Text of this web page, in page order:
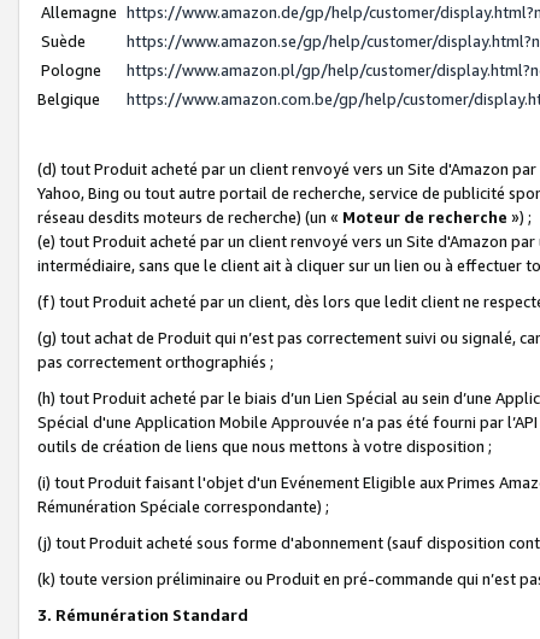
Allemagne https://www.amazon.de/gp/help/customer/
Suède
https://www.amazon.se/gp/help/customer/
Pologne
https://www.amazon.pl/gp/help/customer/
Belgique
https://www.amazon.com.be/gp/help/customer/
(d) tout Produit acheté par un client renvoyé vers un Site d'Amazon
Yahoo, Bing ou tout autre portail de recherche, service de publicité
réseau desdits moteurs de recherche) (un « Moteur de recherche ») ;
(e) tout Produit acheté par un client renvoyé vers un Site d'Amazon
intermédiaire, sans que le client ait à cliquer sur un lien ou à
(f) tout Produit acheté par un client, dès lors que ledit client ne
(g) tout achat de Produit qui n’est pas correctement suivi ou signalé,
pas correctement orthographiés ;
(h) tout Produit acheté par le biais d’un Lien Spécial au sein d’une
Spécial d'une Application Mobile Approuvée n’a pas été fourni par
outils de création de liens que nous mettons à votre disposition ;
(i) tout Produit faisant l'objet d'un Evénement Eligible aux Primes
Rémunération Spéciale correspondante) ;
(j) tout Produit acheté sous forme d'abonnement (sauf disposition
(k) toute version préliminaire ou Produit en pré-commande qui n’est
3. Rémunération Standard